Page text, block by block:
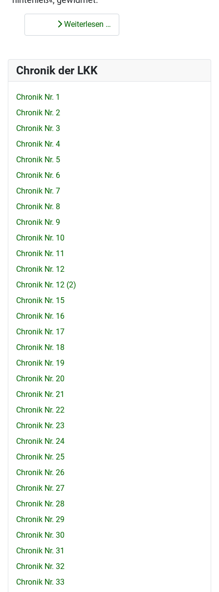
Weiterlesen …
Chronik der LKK
Chronik Nr. 1
Chronik Nr. 2
Chronik Nr. 3
Chronik Nr. 4
Chronik Nr. 5
Chronik Nr. 6
Chronik Nr. 7
Chronik Nr. 8
Chronik Nr. 9
Chronik Nr. 10
Chronik Nr. 11
Chronik Nr. 12
Chronik Nr. 12 (2)
Chronik Nr. 15
Chronik Nr. 16
Chronik Nr. 17
Chronik Nr. 18
Chronik Nr. 19
Chronik Nr. 20
Chronik Nr. 21
Chronik Nr. 22
Chronik Nr. 23
Chronik Nr. 24
Chronik Nr. 25
Chronik Nr. 26
Chronik Nr. 27
Chronik Nr. 28
Chronik Nr. 29
Chronik Nr. 30
Chronik Nr. 31
Chronik Nr. 32
Chronik Nr. 33